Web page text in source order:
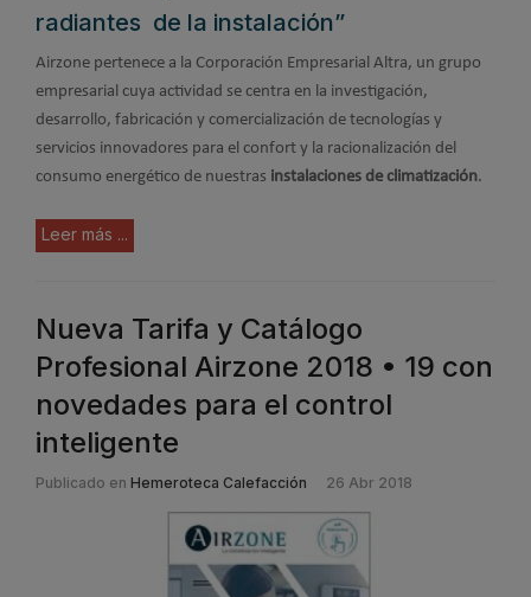
radiantes de la instalación”
Airzone pertenece a la Corporación Empresarial Altra, un grupo
empresarial cuya actividad se centra en la investigación,
desarrollo, fabricación y comercialización de tecnologías y
servicios innovadores para el confort y la racionalización del
consumo energético de nuestras instalaciones de climatización.
Leer más ...
Nueva Tarifa y Catálogo
Profesional Airzone 2018 • 19 con
novedades para el control
inteligente
Publicado en Hemeroteca Calefacción 26 Abr 2018